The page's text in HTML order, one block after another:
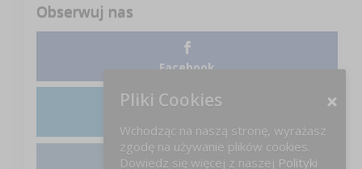
Obserwuj nas
Facebook
Pliki Cookies
Wchodząc na naszą stronę, wyrażasz
zgodę na używanie plików cookies.
Dowiedz się więcej z naszej Polityki